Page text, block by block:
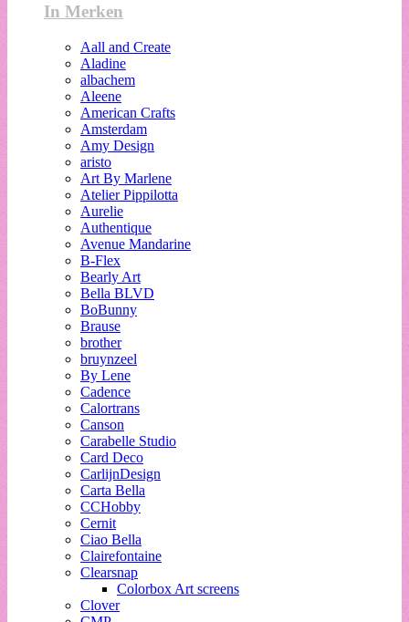
In Merken
Aall and Create
Aladine
albachem
Aleene
American Crafts
Amsterdam
Amy Design
aristo
Art By Marlene
Atelier Pippilotta
Aurelie
Authentique
Avenue Mandarine
B-Flex
Bearly Art
Bella BLVD
BoBunny
Brause
brother
bruynzeel
By Lene
Cadence
Calortrans
Canson
Carabelle Studio
Card Deco
CarlijnDesign
Carta Bella
CCHobby
Cernit
Ciao Bella
Clairefontaine
Clearsnap
Colorbox Art screens
Clover